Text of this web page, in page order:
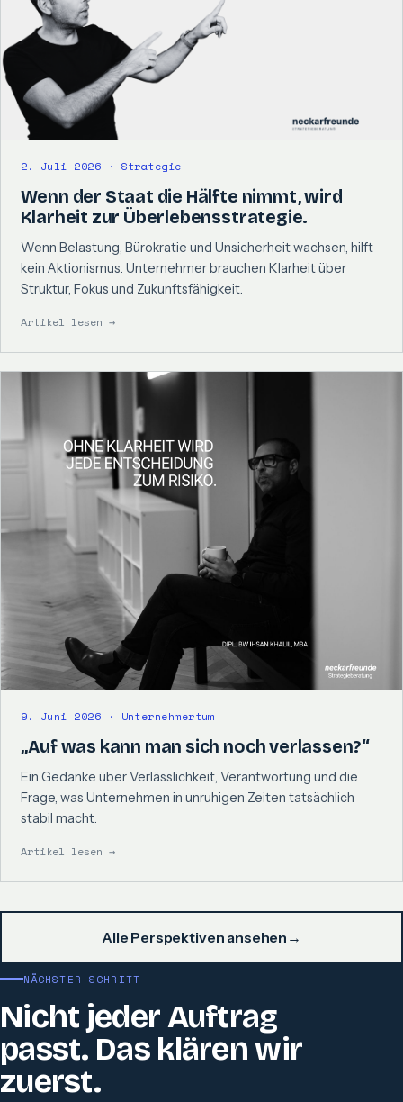
2. Juli 2026 · Strategie
Wenn der Staat die Hälfte nimmt, wird
Klarheit zur Überlebensstrategie.
Wenn Belastung, Bürokratie und Unsicherheit wachsen, hilft
kein Aktionismus. Unternehmer brauchen Klarheit über
Struktur, Fokus und Zukunftsfähigkeit.
Artikel lesen →
9. Juni 2026 · Unternehmertum
„Auf was kann man sich noch verlassen?“
Ein Gedanke über Verlässlichkeit, Verantwortung und die
Frage, was Unternehmen in unruhigen Zeiten tatsächlich
stabil macht.
Artikel lesen →
Alle Perspektiven ansehen →
NÄCHSTER SCHRITT
Nicht jeder Auftrag
passt. Das klären wir
zuerst.